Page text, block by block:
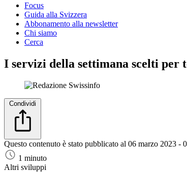
Focus
Guida alla Svizzera
Abbonamento alla newsletter
Chi siamo
Cerca
I servizi della settimana scelti per
Condividi
Questo contenuto è stato pubblicato al 06 marzo 2023 -
1 minuto
Altri sviluppi